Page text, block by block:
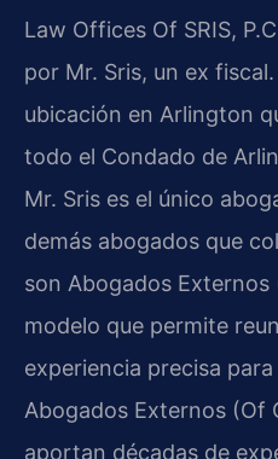
Law Offices Of SRIS,
por Mr. Sris, un ex
ubicación en Arlington
todo el Condado de
Mr. Sris es el único
demás abogados que
son Abogados Externos
modelo que permite
experiencia precisa
Abogados Externos (Of
aportan décadas de